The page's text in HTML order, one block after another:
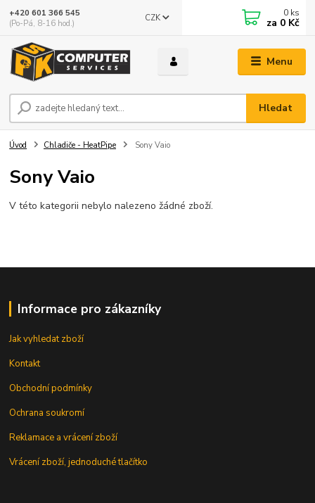
Menu
CZK
Hledat
+420 601 366 545
(Po-Pá, 8-16 hod.)
0 ks
za 0 Kč
Úvod Chladiče - HeatPipe Sony Vaio
Sony Vaio
V této kategorii nebylo nalezeno žádné zboží.
Informace pro zákazníky
Jak vyhledat zboží
Kontakt
Obchodní podmínky
Ochrana soukromí
Reklamace a vrácení zboží
Vrácení zboží, jednoduché tlačítko